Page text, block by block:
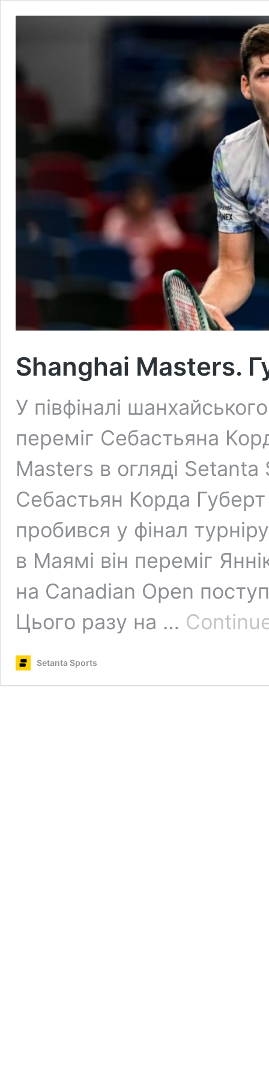
Shanghai Masters.
У півфіналі
переміг Себастьяна
Masters в огляді
Себастьян Корда Губерт
пробився у фінал
в Маямі він переміг
на Canadian Open
Цього разу на …
Setanta Sports